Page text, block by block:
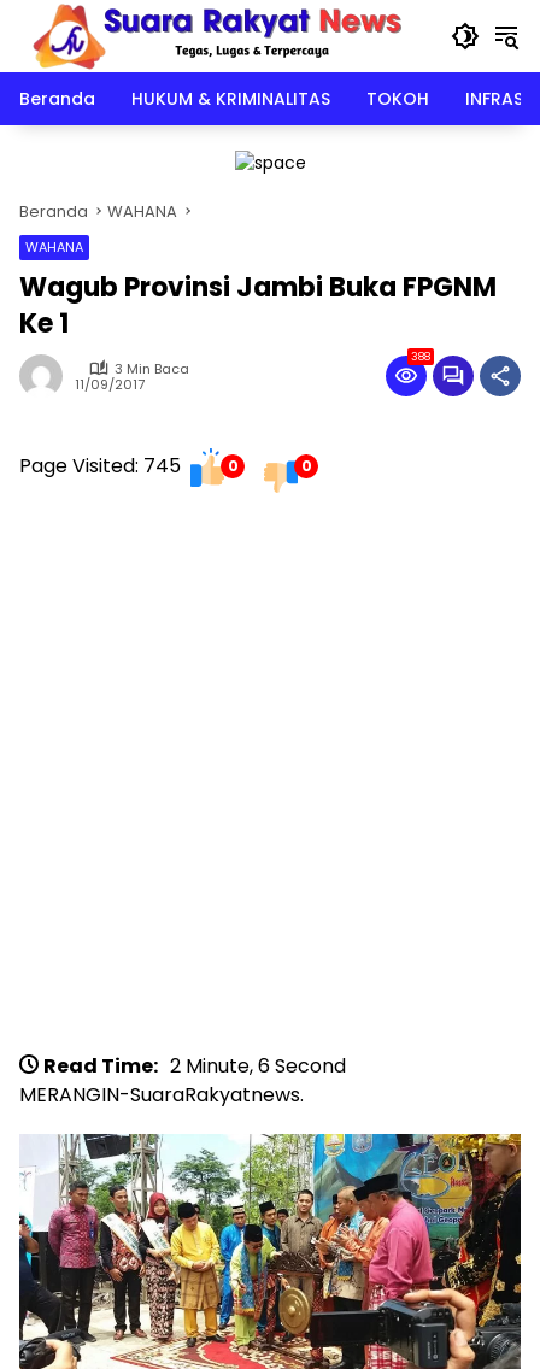
Langsung
konten
Beranda
HUKUM & KRIMINALITAS TOKOH
Beranda WAHANA
WAHANA
Wagub Provinsi Jambi Buka FPGNM
Ke 1
3 Min Baca
11/09/2017
388
Page Visited: 745 0 0
Read Time: 2 Minute, 6 Second
​MERANGIN-SuaraRakyatnews.